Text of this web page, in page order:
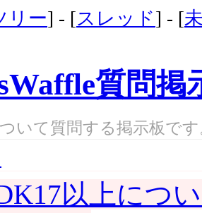
リー] - [スレッド] - [
質問掲
いて質問する掲示板で
以上につ